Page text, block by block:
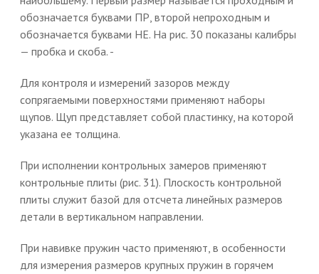
обозначается буквами ПР, второй непроходным и
обозначается буквами НЕ. На рис. 30 показаны калибры
— пробка и скоба. -
Для контроля и измерений зазоров между
сопрягаемыми поверхностями применяют наборы
щупов. Щуп представляет собой пластинку, на которой
указана ее толщина.
При исполнении контрольных замеров применяют
контрольные плиты (рис. 31). Плоскость контрольной
плиты служит базой для отсчета линейных размеров
детали в вертикальном направлении.
При навивке пружин часто применяют, в особенности
для измерения размеров крупных пружин в горячем